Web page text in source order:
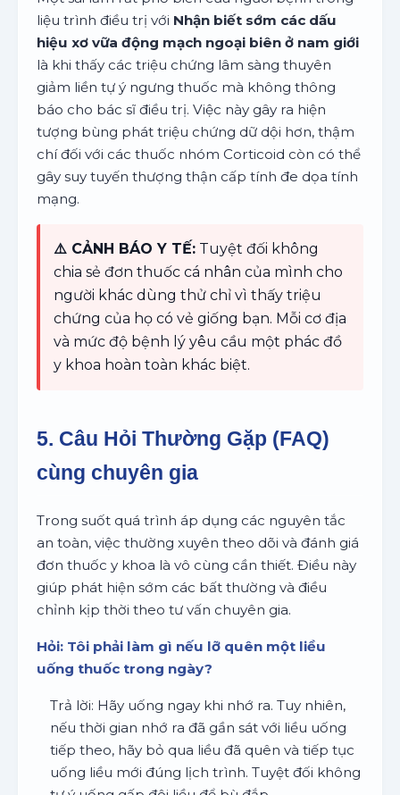
liệu trình điều trị với Nhận biết sớm các dấu
hiệu xơ vữa động mạch ngoại biên ở nam giới
là khi thấy các triệu chứng lâm sàng thuyên
giảm liền tự ý ngưng thuốc mà không thông
báo cho bác sĩ điều trị. Việc này gây ra hiện
tượng bùng phát triệu chứng dữ dội hơn, thậm
chí đối với các thuốc nhóm Corticoid còn có thể
gây suy tuyến thượng thận cấp tính đe dọa tính
mạng.
⚠️ CẢNH BÁO Y TẾ: Tuyệt đối không
chia sẻ đơn thuốc cá nhân của mình cho
người khác dùng thử chỉ vì thấy triệu
chứng của họ có vẻ giống bạn. Mỗi cơ địa
và mức độ bệnh lý yêu cầu một phác đồ
y khoa hoàn toàn khác biệt.
5. Câu Hỏi Thường Gặp (FAQ)
cùng chuyên gia
Trong suốt quá trình áp dụng các nguyên tắc
an toàn, việc thường xuyên theo dõi và đánh giá
đơn thuốc y khoa là vô cùng cần thiết. Điều này
giúp phát hiện sớm các bất thường và điều
chỉnh kịp thời theo tư vấn chuyên gia.
Hỏi: Tôi phải làm gì nếu lỡ quên một liều
uống thuốc trong ngày?
Trả lời: Hãy uống ngay khi nhớ ra. Tuy nhiên,
nếu thời gian nhớ ra đã gần sát với liều uống
tiếp theo, hãy bỏ qua liều đã quên và tiếp tục
uống liều mới đúng lịch trình. Tuyệt đối không